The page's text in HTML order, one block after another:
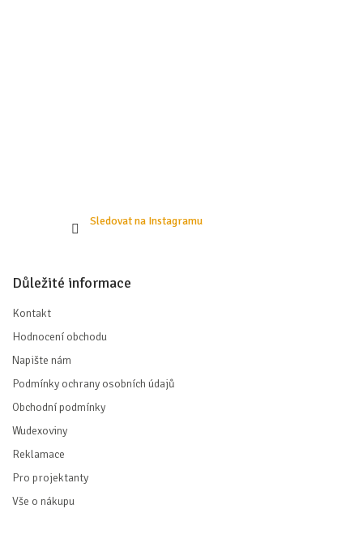
Sledovat na Instagramu
Důležité informace
Kontakt
Hodnocení obchodu
Napište nám
Podmínky ochrany osobních údajů
Obchodní podmínky
Wudexoviny
Reklamace
Pro projektanty
Vše o nákupu